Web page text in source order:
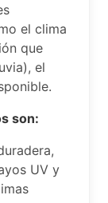
el clima
que
el
son:
UV y